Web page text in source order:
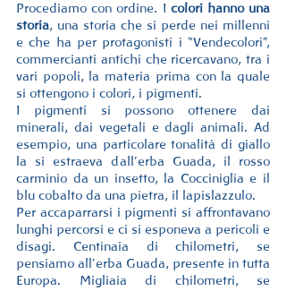
Procediamo con ordine. I colori hanno una
storia, una storia che si perde nei millenni
e che ha per protagonisti i “Vendecolori”,
commercianti antichi che ricercavano, tra i
vari popoli, la materia prima con la quale
si ottengono i colori, i pigmenti.
I pigmenti si possono ottenere dai
minerali, dai vegetali e dagli animali. Ad
esempio, una particolare tonalità di giallo
la si estraeva dall’erba Guada, il rosso
carminio da un insetto, la Cocciniglia e il
blu cobalto da una pietra, il lapislazzulo.
Per accaparrarsi i pigmenti si affrontavano
lunghi percorsi e ci si esponeva a pericoli e
disagi. Centinaia di chilometri, se
pensiamo all’erba Guada, presente in tutta
Europa. Migliaia di chilometri, se